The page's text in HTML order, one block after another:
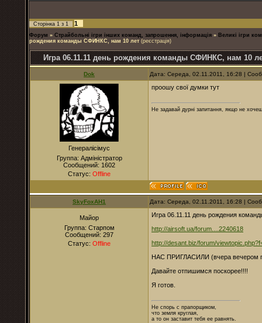
Сторінка 1 з 1 1
Форум » Страйбольні ігри інших команд, запрошення, інформація » Великі ігри
рождения команды СФИНКС, нам 10 лет (реєстрація)
Игра 06.11.11 день рождения команды СФИНКС, нам 10
Dok Дата: Середа, 02.11.2011, 16:28 |
Генералісімус
Группа: Адміністратор
Сообщений: 1602
Статус: Offline
проошу свої думки тут
Не задавай дурні запитання, якщо не
SkyFoxAH1 Дата: Середа, 02.11.2011, 16:28 |
Майор
Группа: Старпом
Сообщений: 297
Статус: Offline
Игра 06.11.11 день рождения
http://airsoft.ua/forum....2240618
http://desant.biz/forum/
НАС ПРИГЛАСИЛИ (вчера вечером
Давайте отпишимся поскорее!!!!
Я готов.
Не спорь с прапорщиком,
что земля круглая,
а то он заставит тебя ее равнять.